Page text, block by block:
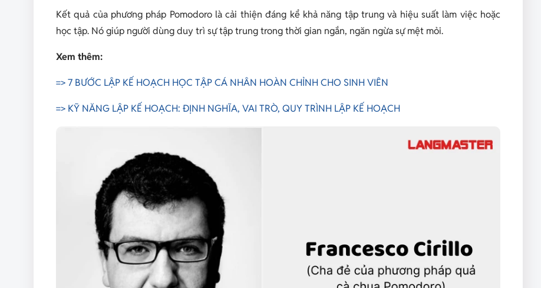
Kết quả của phương pháp Pomodoro là cải thiện đáng kể khả năng tập trung và hiệu suất làm việc hoặc
học tập. Nó giúp người dùng duy trì sự tập trung trong thời gian ngắn, ngăn ngừa sự mệt mỏi.
Xem thêm:
=> 7 BƯỚC LẬP KẾ HOẠCH HỌC TẬP CÁ NHÂN HOÀN CHỈNH CHO SINH VIÊN
=> KỸ NĂNG LẬP KẾ HOẠCH: ĐỊNH NGHĨA, VAI TRÒ, QUY TRÌNH LẬP KẾ HOẠCH